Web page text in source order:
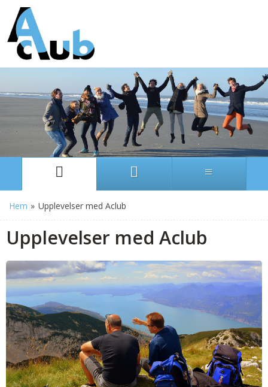
Hem » Upplevelser med Aclub
Upplevelser med Aclub